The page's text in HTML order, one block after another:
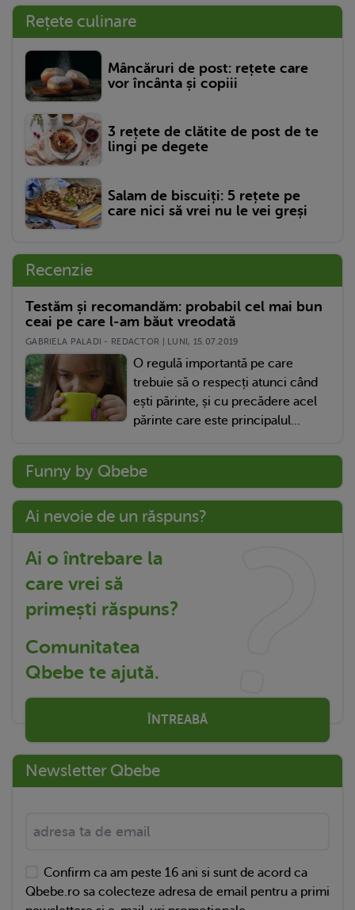
Rețete culinare
Mâncăruri de post: rețete care
vor încânta și copiii
3 rețete de clătite de post de te
lingi pe degete
Salam de biscuiți: 5 rețete pe
care nici să vrei nu le vei greși
Recenzie
Testăm și recomandăm: probabil cel mai bun
ceai pe care l-am băut vreodată
GABRIELA PALADI - REDACTOR | LUNI, 15.07.2019
O regulă importantă pe care
trebuie să o respecți atunci când
ești părinte, și cu precădere acel
părinte care este principalul...
Funny by Qbebe
Ai nevoie de un răspuns?
Ai o întrebare la
care vrei să
primești răspuns?
Comunitatea
Qbebe te ajută.
ÎNTREABĂ
Newsletter Qbebe
Confirm ca am peste 16 ani si sunt de acord ca
Qbebe.ro sa colecteze adresa de email pentru a primi